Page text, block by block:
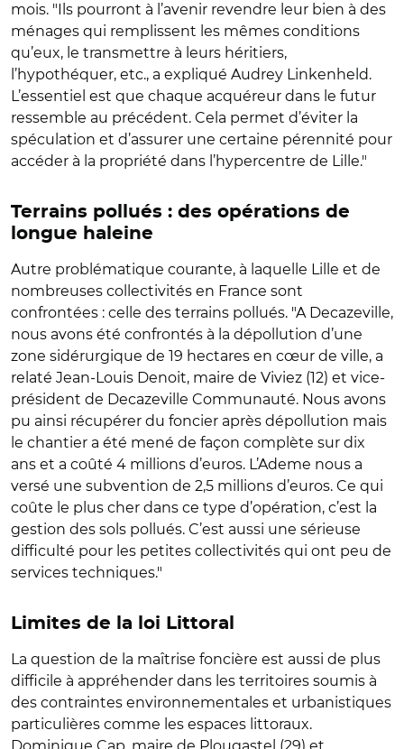
mois. "Ils pourront à l’avenir revendre leur bien à des
ménages qui remplissent les mêmes conditions
qu’eux, le transmettre à leurs héritiers,
l’hypothéquer, etc., a expliqué Audrey Linkenheld.
L’essentiel est que chaque acquéreur dans le futur
ressemble au précédent. Cela permet d’éviter la
spéculation et d’assurer une certaine pérennité pour
accéder à la propriété dans l’hypercentre de Lille."
Terrains pollués : des opérations de
longue haleine
Autre problématique courante, à laquelle Lille et de
nombreuses collectivités en France sont
confrontées : celle des terrains pollués. "A Decazeville,
nous avons été confrontés à la dépollution d’une
zone sidérurgique de 19 hectares en cœur de ville, a
relaté Jean-Louis Denoit, maire de Viviez (12) et vice-
président de Decazeville Communauté. Nous avons
pu ainsi récupérer du foncier après dépollution mais
le chantier a été mené de façon complète sur dix
ans et a coûté 4 millions d’euros. L’Ademe nous a
versé une subvention de 2,5 millions d’euros. Ce qui
coûte le plus cher dans ce type d’opération, c’est la
gestion des sols pollués. C’est aussi une sérieuse
difficulté pour les petites collectivités qui ont peu de
services techniques."
Limites de la loi Littoral
La question de la maîtrise foncière est aussi de plus
difficile à appréhender dans les territoires soumis à
des contraintes environnementales et urbanistiques
particulières comme les espaces littoraux.